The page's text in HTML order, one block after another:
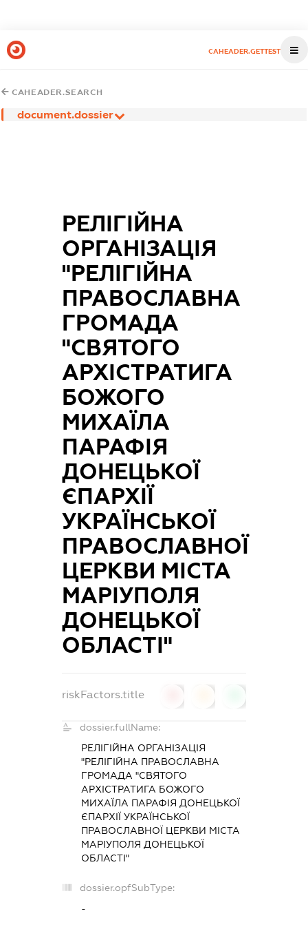
CAHEADER.GETTEST
CAHEADER.SEARCH
document.dossier
РЕЛІГІЙНА
ОРГАНІЗАЦІЯ
"РЕЛІГІЙНА
ПРАВОСЛАВНА
ГРОМАДА
"СВЯТОГО
АРХІСТРАТИГА
БОЖОГО
МИХАЇЛА
ПАРАФІЯ
ДОНЕЦЬКОЇ
ЄПАРХІЇ
УКРАЇНСЬКОЇ
ПРАВОСЛАВНОЇ
ЦЕРКВИ МІСТА
МАРІУПОЛЯ
ДОНЕЦЬКОЇ
ОБЛАСТІ"
riskFactors.title
dossier.fullName:
РЕЛІГІЙНА ОРГАНІЗАЦІЯ
"РЕЛІГІЙНА ПРАВОСЛАВНА
ГРОМАДА "СВЯТОГО
АРХІСТРАТИГА БОЖОГО
МИХАЇЛА ПАРАФІЯ ДОНЕЦЬКОЇ
ЄПАРХІЇ УКРАЇНСЬКОЇ
ПРАВОСЛАВНОЇ ЦЕРКВИ МІСТА
МАРІУПОЛЯ ДОНЕЦЬКОЇ
ОБЛАСТІ"
dossier.opfSubType:
-